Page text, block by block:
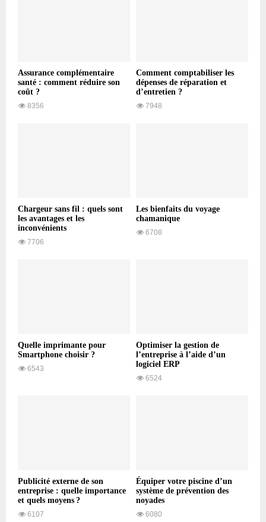
Assurance complémentaire
santé : comment réduire son
coût ?
8356
Comment comptabiliser les
dépenses de réparation et
d’entretien ?
7948
Chargeur sans fil : quels sont
les avantages et les
inconvénients
7706
Les bienfaits du voyage
chamanique
6708
Quelle imprimante pour
Smartphone choisir ?
6543
Optimiser la gestion de
l’entreprise à l’aide d’un
logiciel ERP
6524
Publicité externe de son
entreprise : quelle importance
et quels moyens ?
6107
Équiper votre piscine d’un
système de prévention des
noyades
6080